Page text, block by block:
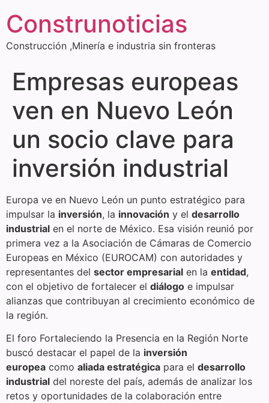
Construnoticias
Construcción ,Minería e industria sin fronteras
Empresas europeas
ven en Nuevo León
un socio clave para
inversión industrial
Europa ve en Nuevo León un punto estratégico para
impulsar la inversión, la innovación y el desarrollo
industrial en el norte de México. Esa visión reunió por
primera vez a la Asociación de Cámaras de Comercio
Europeas en México (EUROCAM) con autoridades y
representantes del sector empresarial en la entidad,
con el objetivo de fortalecer el diálogo e impulsar
alianzas que contribuyan al crecimiento económico de
la región.
El foro Fortaleciendo la Presencia en la Región Norte
buscó destacar el papel de la inversión
europea como aliada estratégica para el desarrollo
industrial del noreste del país, además de analizar los
retos y oportunidades de la colaboración entre